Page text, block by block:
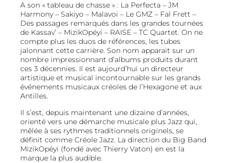
A son « tableau de chasse » : La Perfecta – JM
Harmony – Sakiyo – Malavoi – Le GMZ – Fal Frett –
Des passages remarqués dans les grandes tournées
de Kassav’ – MizikOpéyi – RAISE – TC Quartet. On ne
compte plus les duos de références, les tubes
jalonnant cette carrière. Son nom apparait sur un
nombre impressionnant d’albums produits durant
ces 3 décennies. Il est aujourd’hui un directeur
artistique et musical incontournable sur les grands
événements musicaux créoles de l’Hexagone et aux
Antilles.
Il s’est, depuis maintenant une dizaine d’années,
orienté vers une démarche musicale plus Jazz qui,
mêlée à ses rythmes traditionnels originels, se
définit comme Créole Jazz. La direction du Big Band
MizikOpéyi (fondé avec Thierry Vaton) en est la
marque la plus audible.